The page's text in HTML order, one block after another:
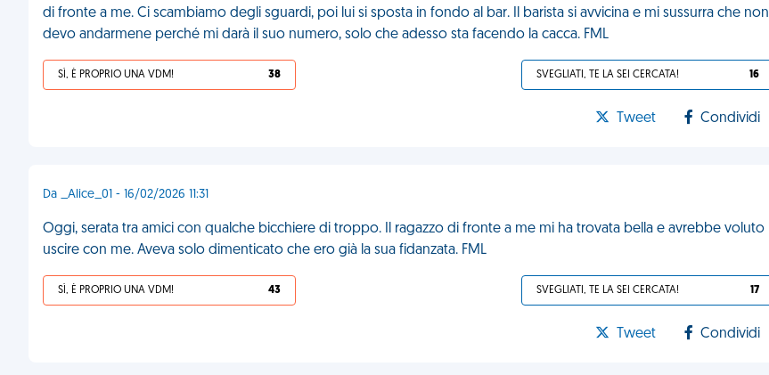
di fronte a me. Ci scambiamo degli sguardi, poi lui si sposta in fondo al bar. Il barista si avvicina e mi sussurra che non
devo andarmene perché mi darà il suo numero, solo che adesso sta facendo la cacca. FML
SÌ, È PROPRIO UNA VDM! 38 SVEGLIATI, TE LA SEI CERCATA! 16
Tweet Condividi
Da _Alice_01 - 16/02/2026 11:31
Oggi, serata tra amici con qualche bicchiere di troppo. Il ragazzo di fronte a me mi ha trovata bella e avrebbe voluto
uscire con me. Aveva solo dimenticato che ero già la sua fidanzata. FML
SÌ, È PROPRIO UNA VDM! 43 SVEGLIATI, TE LA SEI CERCATA! 17
Tweet Condividi